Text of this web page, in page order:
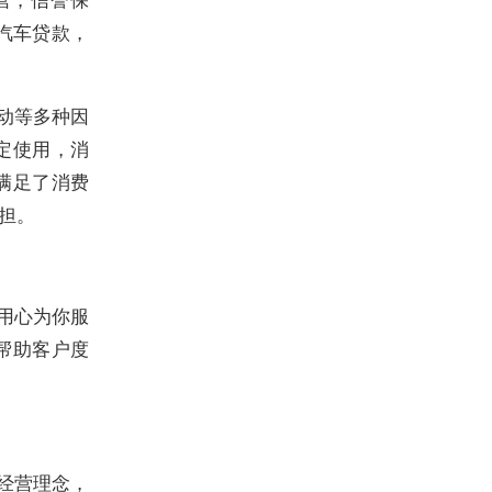
车贷款，
等多种因
使用，消
足了消费
。
心为你服
助客户度
营理念，